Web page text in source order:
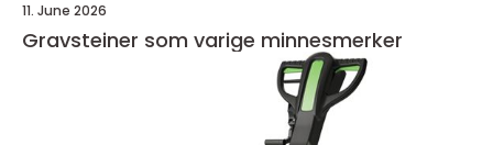
11. June 2026
Gravsteiner som varige minnesmerker